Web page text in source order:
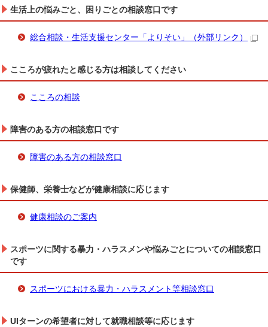
生活上の悩みごと、困りごとの相談窓口です
総合相談・生活支援センター「よりそい」 （外部リンク）
こころが疲れたと感じる方は相談してください
こころの相談
障害のある方の相談窓口です
障害のある方の相談窓口
保健師、栄養士などが健康相談に応じます
健康相談のご案内
スポーツに関する暴力・ハラスメンや悩みごとについての相談窓口
です
スポーツにおける暴力・ハラスメント等相談窓口
UIターンの希望者に対して就職相談等に応じます